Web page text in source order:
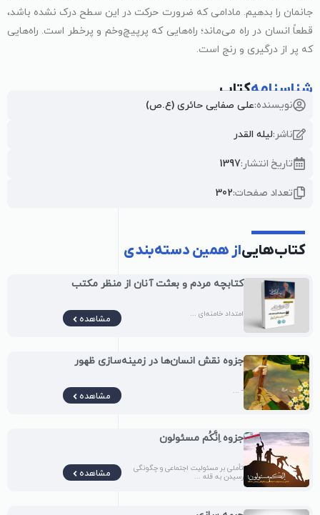
جانمان را بدهیم. مادامی که ضرورت حرکت در این سطح درک نشده باشد،
قطعاً انسان در راه می‌ماند؛ راه‌هایی که پرپیچ‌وخم و پرخطر است. راه‌هایی
که پر از درگیری و رنج است.
شناسنامهکتاب
نویسنده:علی صفایی حائری (ع.ص)
ناشر:لیله القدر
تاریخ انتشار:1397
تعداد صفحات:302
کتاب‌هاییاز همین دسته‌بندی
کتابچه مردم و بعثت آنان از منظر مکتب
امتداد خامنه‌ای ... مشاهده
جزوه نقش انسان‌ها در زمینه‌سازی ظهور
- ... مشاهده
جزوه اِنَّکُم مسئولون
تأملی بر مسئولیت اجتماعی و چگونگی
رسیدن به قله ...
مشاهده